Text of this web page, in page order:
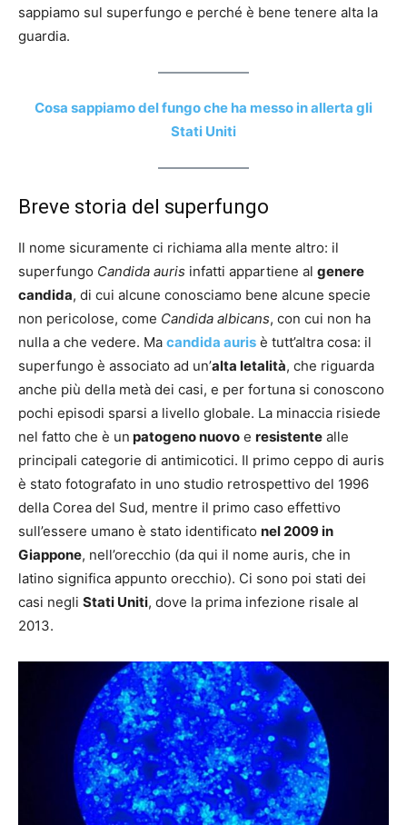
sappiamo sul superfungo e perché è bene tenere alta la
guardia.
Cosa sappiamo del fungo che ha messo in allerta gli
Stati Uniti
Breve storia del superfungo
Il nome sicuramente ci richiama alla mente altro: il
superfungo Candida auris infatti appartiene al genere
candida, di cui alcune conosciamo bene alcune specie
non pericolose, come Candida albicans, con cui non ha
nulla a che vedere. Ma candida auris è tutt’altra cosa: il
superfungo è associato ad un’alta letalità, che riguarda
anche più della metà dei casi, e per fortuna si conoscono
pochi episodi sparsi a livello globale. La minaccia risiede
nel fatto che è un patogeno nuovo e resistente alle
principali categorie di antimicotici. Il primo ceppo di auris
è stato fotografato in uno studio retrospettivo del 1996
della Corea del Sud, mentre il primo caso effettivo
sull’essere umano è stato identificato nel 2009 in
Giappone, nell’orecchio (da qui il nome auris, che in
latino significa appunto orecchio). Ci sono poi stati dei
casi negli Stati Uniti, dove la prima infezione risale al
2013.